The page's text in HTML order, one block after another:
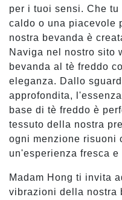
per i tuoi sensi. Che tu
caldo o una piacevole
nostra bevanda è
Naviga nel nostro sito
bevanda al tè freddo
eleganza. Dallo
approfondita,
base di tè freddo è
tessuto della nostra
ogni menzione risuoni
un'esperienza fresca
Madam Hong ti invita
vibrazioni della nostra